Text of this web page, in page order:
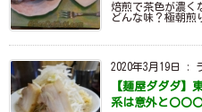
焙煎で茶色が濃く
どんな味？極朝
2020年3月19日 :
【麺屋ダダダ】
系は意外と〇〇